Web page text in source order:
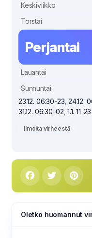
Keskiviikko
Torstai
Perjantai
Lauantai
Sunnuntai
23.12. 06:30-23, 24.12.
31.12. 06:30-02, 1.1. 11-23
Ilmoita virheestä
Oletko huomannut